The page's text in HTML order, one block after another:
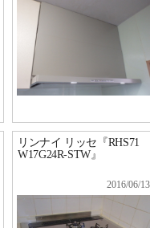
リンナイ リッセ『RHS71
W17G24R-STW』
2016/06/13